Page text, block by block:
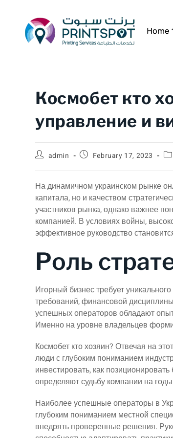
Home
Космобет кто
управление и
admin February 17, 2023
На динамичном украинском рынке
капитала, но и качеством
участников рынка, однако важнее
компанией. В условиях войны,
эффективное руководство
Роль
Игорный бизнес требует
требований, финансовой
успешных операторов обладают
Именно на уровне владельцев
Космобет кто хозяин? Отвечая на
люди с глубоким пониманием
инвестировать, как
определяют судьбу компании на
Наиболее успешные операторы в
глубоким пониманием местной
внедрять проверенные решения.